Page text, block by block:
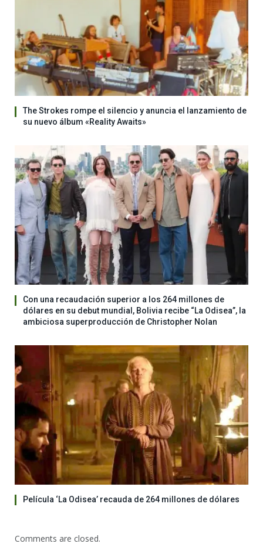
The Strokes rompe el silencio y anuncia el lanzamiento de
su nuevo álbum «Reality Awaits»
Con una recaudación superior a los 264 millones de
dólares en su debut mundial, Bolivia recibe “La Odisea”, la
ambiciosa superproducción de Christopher Nolan
Película ‘La Odisea’ recauda de 264 millones de dólares
Comments are closed.